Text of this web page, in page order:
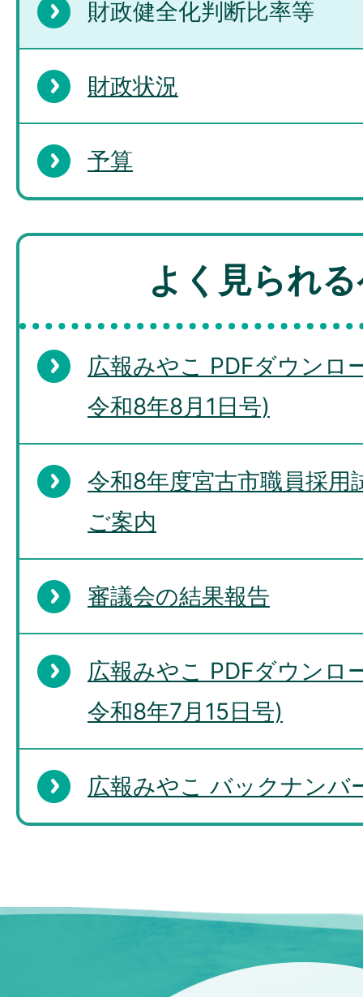
財政健全化判断比率等
財政状況
予算
よく見られ
広報みやこ PDFダウンロ
令和8年8月1日号)
令和8年度宮古市職員採用
ご案内
審議会の結果報告
広報みやこ PDFダウンロ
令和8年7月15日号)
広報みやこ バックナンバ